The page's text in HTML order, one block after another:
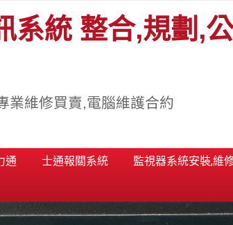
系統 整合,規劃,
業維修買賣,電腦維護合約
通 士通報關系統 監視器系統安裝,維